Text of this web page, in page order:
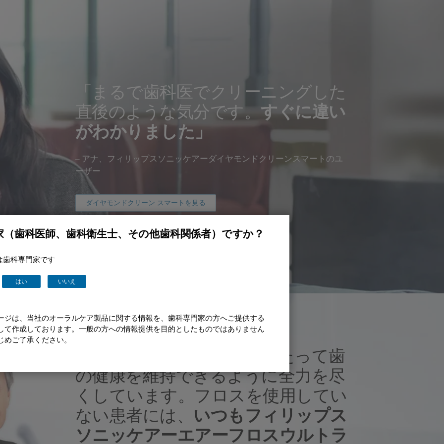
（歯科医師、歯科衛生士、その他歯科関係者）ですか？
歯科専門家です
はい いいえ
ジは、当社のオーラルケア製品に関する情報を、歯科専門家の方へご提供する
て作成しております。一般の方への情報提供を目的としたものではありません
めご了承ください。
「まるで歯科医でクリーニングした
直後のような気分です。すぐに違い
がわかりました」
– アナ、フィリップスソニッケアーダイヤモンドクリーンスマートのユ
ーザー
ダイヤモンドクリーン スマートを見る
「私たちは患者が生涯にわたって歯
の健康を維持できるように全力を尽
くしています。フロスを使用してい
ない患者には、 いつもフィリップス
ソニッケアーエアーフロスウルトラ